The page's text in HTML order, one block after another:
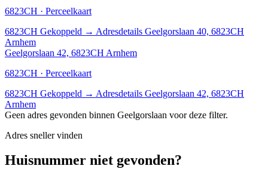
6823CH · Perceelkaart
6823CH Gekoppeld → Adresdetails Geelgorslaan 40, 6823CH
Arnhem
Geelgorslaan 42, 6823CH Arnhem
6823CH · Perceelkaart
6823CH Gekoppeld → Adresdetails Geelgorslaan 42, 6823CH
Arnhem
Geen adres gevonden binnen Geelgorslaan voor deze filter.
Adres sneller vinden
Huisnummer niet gevonden?